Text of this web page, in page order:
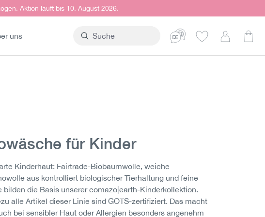
Aktion läuft bis 10. August 2026.
uns
für Kinder
Kinderhaut: Fairtrade-Biobaumwolle, weiche
aus kontrolliert biologischer Tierhaltung und feine
bilden die Basis unserer comazo|earth-Kinderkollektion.
alle Artikel dieser Linie sind GOTS-zertifiziert. Das macht
bei sensibler Haut oder Allergien besonders angenehm